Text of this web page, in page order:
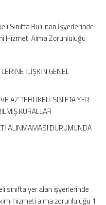
Sınıfta Bulunan İşyerlerinde
Hizmeti Alma Zorunluluğu
İLİŞKİN GENEL
AZ TEHLİKELİ SINIFTA YER
KURALLAR
ALINMAMASI DURUMUNDA
sınıfta yer alan işyerlerinde
hizmeti alma zorunluluğu 1